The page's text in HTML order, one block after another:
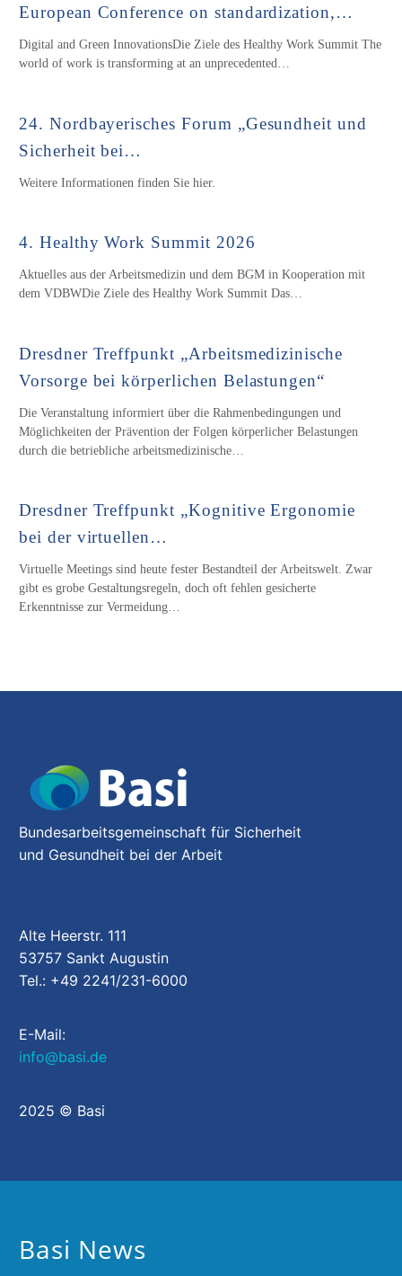
European Conference on standardization,…
Digital and Green Innovations‍Die Ziele des Healthy Work Summit The
world of work is transforming at an unprecedented…
24. Nordbayerisches Forum „Gesundheit und
Sicherheit bei…
Weitere Informationen finden Sie hier.
4. Healthy Work Summit 2026
Aktuelles aus der Arbeitsmedizin und dem BGM in Kooperation mit
dem VDBW‍Die Ziele des Healthy Work Summit Das…
Dresdner Treffpunkt „Arbeitsmedizinische
Vorsorge bei körperlichen Belastungen“
Die Veranstaltung informiert über die Rahmenbedingungen und
Möglichkeiten der Prävention der Folgen körperlicher Belastungen
durch die betriebliche arbeitsmedizinische…
Dresdner Treffpunkt „Kognitive Ergonomie
bei der virtuellen…
Virtuelle Meetings sind heute fester Bestandteil der Arbeitswelt. Zwar
gibt es grobe Gestaltungsregeln, doch oft fehlen gesicherte
Erkenntnisse zur Vermeidung…
Bundesarbeitsgemeinschaft für Sicherheit
und Gesundheit bei der Arbeit
Alte Heerstr. 111
53757 Sankt Augustin
Tel.: +49 2241/231-6000
E-Mail:
info@basi.de
2025 © Basi
Basi News